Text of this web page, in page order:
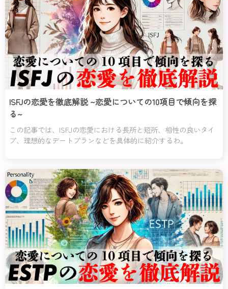
ISFJの恋愛を徹底解説 ~恋愛についての10項目で傾向を探
る~
この記事では、ISFJの恋愛における長所と短所、相性の良いタイ
プ、理想的なデートプランなどを具体的に紹介するわ。